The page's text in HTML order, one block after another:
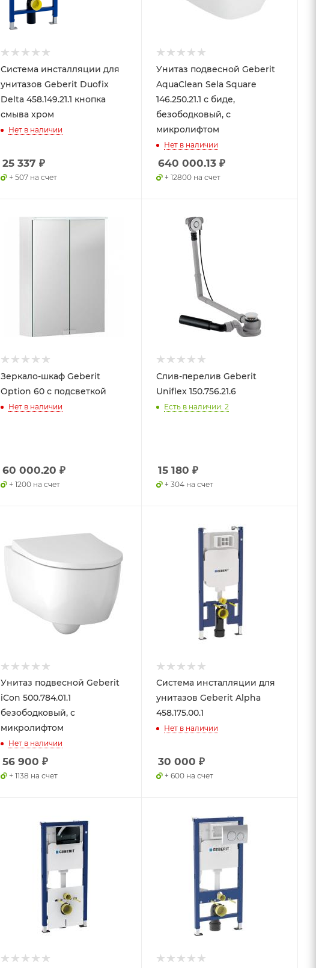
Система инсталляции для
унитазов Geberit Duofix
Delta 458.149.21.1 кнопка
смыва хром
Нет в наличии
25 337 ₽
+ 507 на счет
Унитаз подвесной Geberit
AquaClean Sela Square
146.250.21.1 с биде,
безободковый, с
микролифтом
Нет в наличии
640 000.13 ₽
+ 12800 на счет
Зеркало-шкаф Geberit
Option 60 с подсветкой
Нет в наличии
60 000.20 ₽
+ 1200 на счет
Слив-перелив Geberit
Uniflex 150.756.21.6
Есть в наличии: 2
15 180 ₽
+ 304 на счет
Унитаз подвесной Geberit
iCon 500.784.01.1
безободковый, с
микролифтом
Нет в наличии
56 900 ₽
+ 1138 на счет
Система инсталляции для
унитазов Geberit Alpha
458.175.00.1
Нет в наличии
30 000 ₽
+ 600 на счет